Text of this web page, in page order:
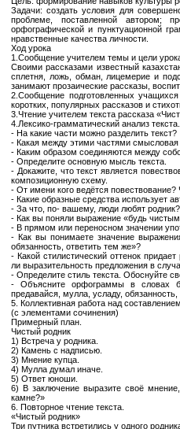
Задачи: создать условия для
проблеме, поставленной автором;
орфографической и пунктуационной
нравственные качества личности.
Ход урока
1.Сообщение учителем темы и цели
Своими рассказами известный
сплетня, ложь, обман, лицемерие и
занимают прозаические рассказы,
2.Сообщение подготовленных
коротких, популярных рассказов и
3.Чтение учителем текста рассказа
4.Лексико-грамматический анализ текста.
- На какие части можно разделить текст?
- Какая между этими частями смысловая
- Каким образом соединяются между
- Определите основную мысль текста.
- Докажите, что текст является
композиционную схему.
- От имени кого ведётся
- Какие образные средства использует
- За что, по- вашему, люди любят родник?
- Как вы поняли выражение «будь
- В прямом или переносном значении
- Как вы понимаете значение
обязанность, ответить тем же»?
- Какой стилистический оттенок
ли выразительность предложения в
- Определите стиль текста. Обоснуйте
- Объясните орфограммы в словах
предавайся, мулла, усладу, обязанность,
5. Коллективная работа над
(с элементами сочинения)
Примерный план.
Чистый родник
1) Встреча у родника.
2) Камень с надписью.
3) Мнение купца.
4) Мулла думал иначе.
5) Ответ юноши.
6) В заключение выразите своё
камне?»
6. Повторное чтение текста.
«Чистый родник»
Три путника встретились у одного